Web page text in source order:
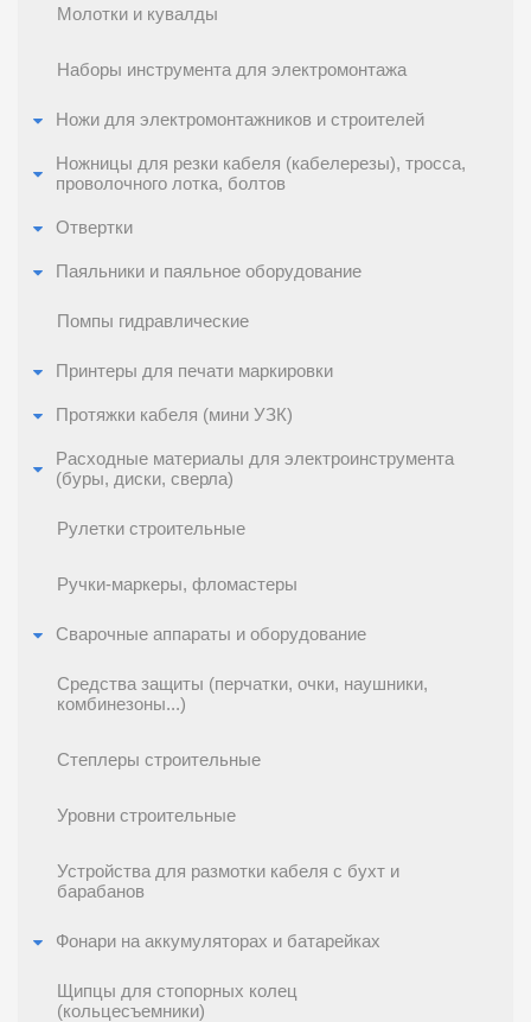
Молотки и кувалды
Наборы инструмента для электромонтажа
Ножи для электромонтажников и строителей
Ножницы для резки кабеля (кабелерезы), тросса,
проволочного лотка, болтов
Отвертки
Паяльники и паяльное оборудование
Помпы гидравлические
Принтеры для печати маркировки
Протяжки кабеля (мини УЗК)
Расходные материалы для электроинструмента
(буры, диски, сверла)
Рулетки строительные
Ручки-маркеры, фломастеры
Сварочные аппараты и оборудование
Средства защиты (перчатки, очки, наушники,
комбинезоны...)
Степлеры строительные
Уровни строительные
Устройства для размотки кабеля с бухт и
барабанов
Фонари на аккумуляторах и батарейках
Щипцы для стопорных колец
(кольцесъемники)